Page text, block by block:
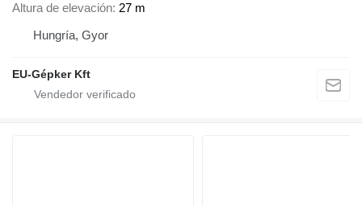
Altura de elevación 27 m
Hungría, Gyor
EU-Gépker Kft